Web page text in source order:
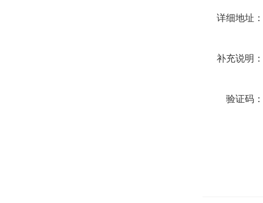
详细地址
补充说明
验证码